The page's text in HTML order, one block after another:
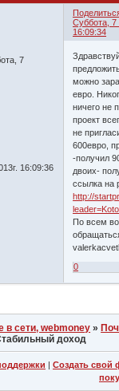
Суббота, 7
16:09:34
7
16:09:36
можно
евро.
ничего не
проект
не
600евро,
-получил
двоих-
ссылка на
http://
По всем
0
в сети, webmoney »
доход
| Создать свой